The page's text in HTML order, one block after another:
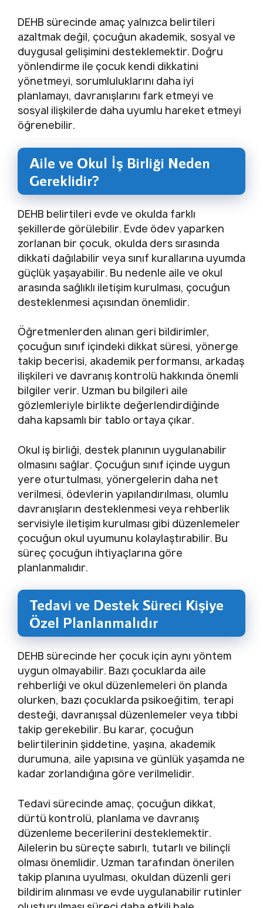
DEHB sürecinde amaç yalnızca belirtileri
azaltmak değil, çocuğun akademik, sosyal ve
duygusal gelişimini desteklemektir. Doğru
yönlendirme ile çocuk kendi dikkatini
yönetmeyi, sorumluluklarını daha iyi
planlamayı, davranışlarını fark etmeyi ve
sosyal ilişkilerde daha uyumlu hareket etmeyi
öğrenebilir.
Aile ve Okul İş Birliği Neden
Gereklidir?
DEHB belirtileri evde ve okulda farklı
şekillerde görülebilir. Evde ödev yaparken
zorlanan bir çocuk, okulda ders sırasında
dikkati dağılabilir veya sınıf kurallarına uyumda
güçlük yaşayabilir. Bu nedenle aile ve okul
arasında sağlıklı iletişim kurulması, çocuğun
desteklenmesi açısından önemlidir.
Öğretmenlerden alınan geri bildirimler,
çocuğun sınıf içindeki dikkat süresi, yönerge
takip becerisi, akademik performansı, arkadaş
ilişkileri ve davranış kontrolü hakkında önemli
bilgiler verir. Uzman bu bilgileri aile
gözlemleriyle birlikte değerlendirdiğinde
daha kapsamlı bir tablo ortaya çıkar.
Okul iş birliği, destek planının uygulanabilir
olmasını sağlar. Çocuğun sınıf içinde uygun
yere oturtulması, yönergelerin daha net
verilmesi, ödevlerin yapılandırılması, olumlu
davranışların desteklenmesi veya rehberlik
servisiyle iletişim kurulması gibi düzenlemeler
çocuğun okul uyumunu kolaylaştırabilir. Bu
süreç çocuğun ihtiyaçlarına göre
planlanmalıdır.
Tedavi ve Destek Süreci Kişiye
Özel Planlanmalıdır
DEHB sürecinde her çocuk için aynı yöntem
uygun olmayabilir. Bazı çocuklarda aile
rehberliği ve okul düzenlemeleri ön planda
olurken, bazı çocuklarda psikoeğitim, terapi
desteği, davranışsal düzenlemeler veya tıbbi
takip gerekebilir. Bu karar, çocuğun
belirtilerinin şiddetine, yaşına, akademik
durumuna, aile yapısına ve günlük yaşamda ne
kadar zorlandığına göre verilmelidir.
Tedavi sürecinde amaç, çocuğun dikkat,
dürtü kontrolü, planlama ve davranış
düzenleme becerilerini desteklemektir.
Ailelerin bu süreçte sabırlı, tutarlı ve bilinçli
olması önemlidir. Uzman tarafından önerilen
takip planına uyulması, okuldan düzenli geri
bildirim alınması ve evde uygulanabilir rutinler